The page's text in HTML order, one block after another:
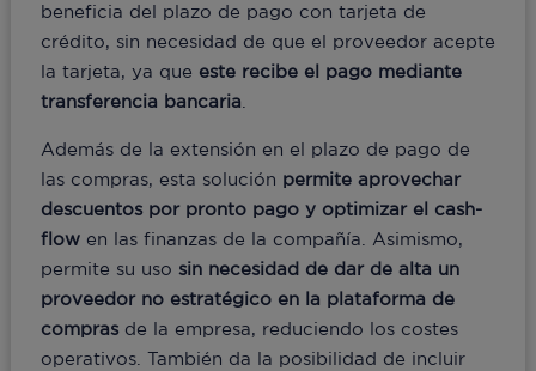
beneficia del plazo de pago con tarjeta de
crédito, sin necesidad de que el proveedor acepte
la tarjeta, ya que este recibe el pago mediante
transferencia bancaria
Además de la extensión en el plazo de pago de
las compras, esta solución permite aprovechar
descuentos por pronto pago y optimizar el cash-
flowen las finanzas de la compañía. Asimismo,
permite su uso sin necesidad de dar de alta un
proveedor no estratégico en la plataforma de
comprasde la empresa, reduciendo los costes
operativos. También da la posibilidad de incluir